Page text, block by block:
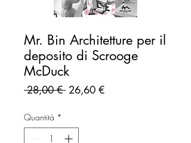
Mr. Bin Architetture per il
deposito di Scrooge
McDuck
28,00 € Prezzo
26,60 €Prezzo
Quantità *